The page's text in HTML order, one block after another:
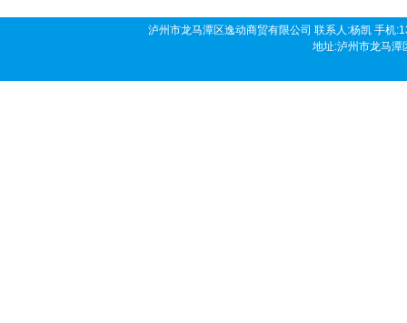
泸州市龙马潭区逸动商贸有限公司 联系人:杨凯 手
地址:泸州市龙马